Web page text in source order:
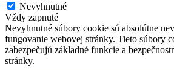
Nevyhnutné
Vždy zapnuté
Nevyhnutné súbory cookie sú absolútne
fungovanie webovej stránky. Tieto súbory
zabezpečujú základné funkcie a
stránky.